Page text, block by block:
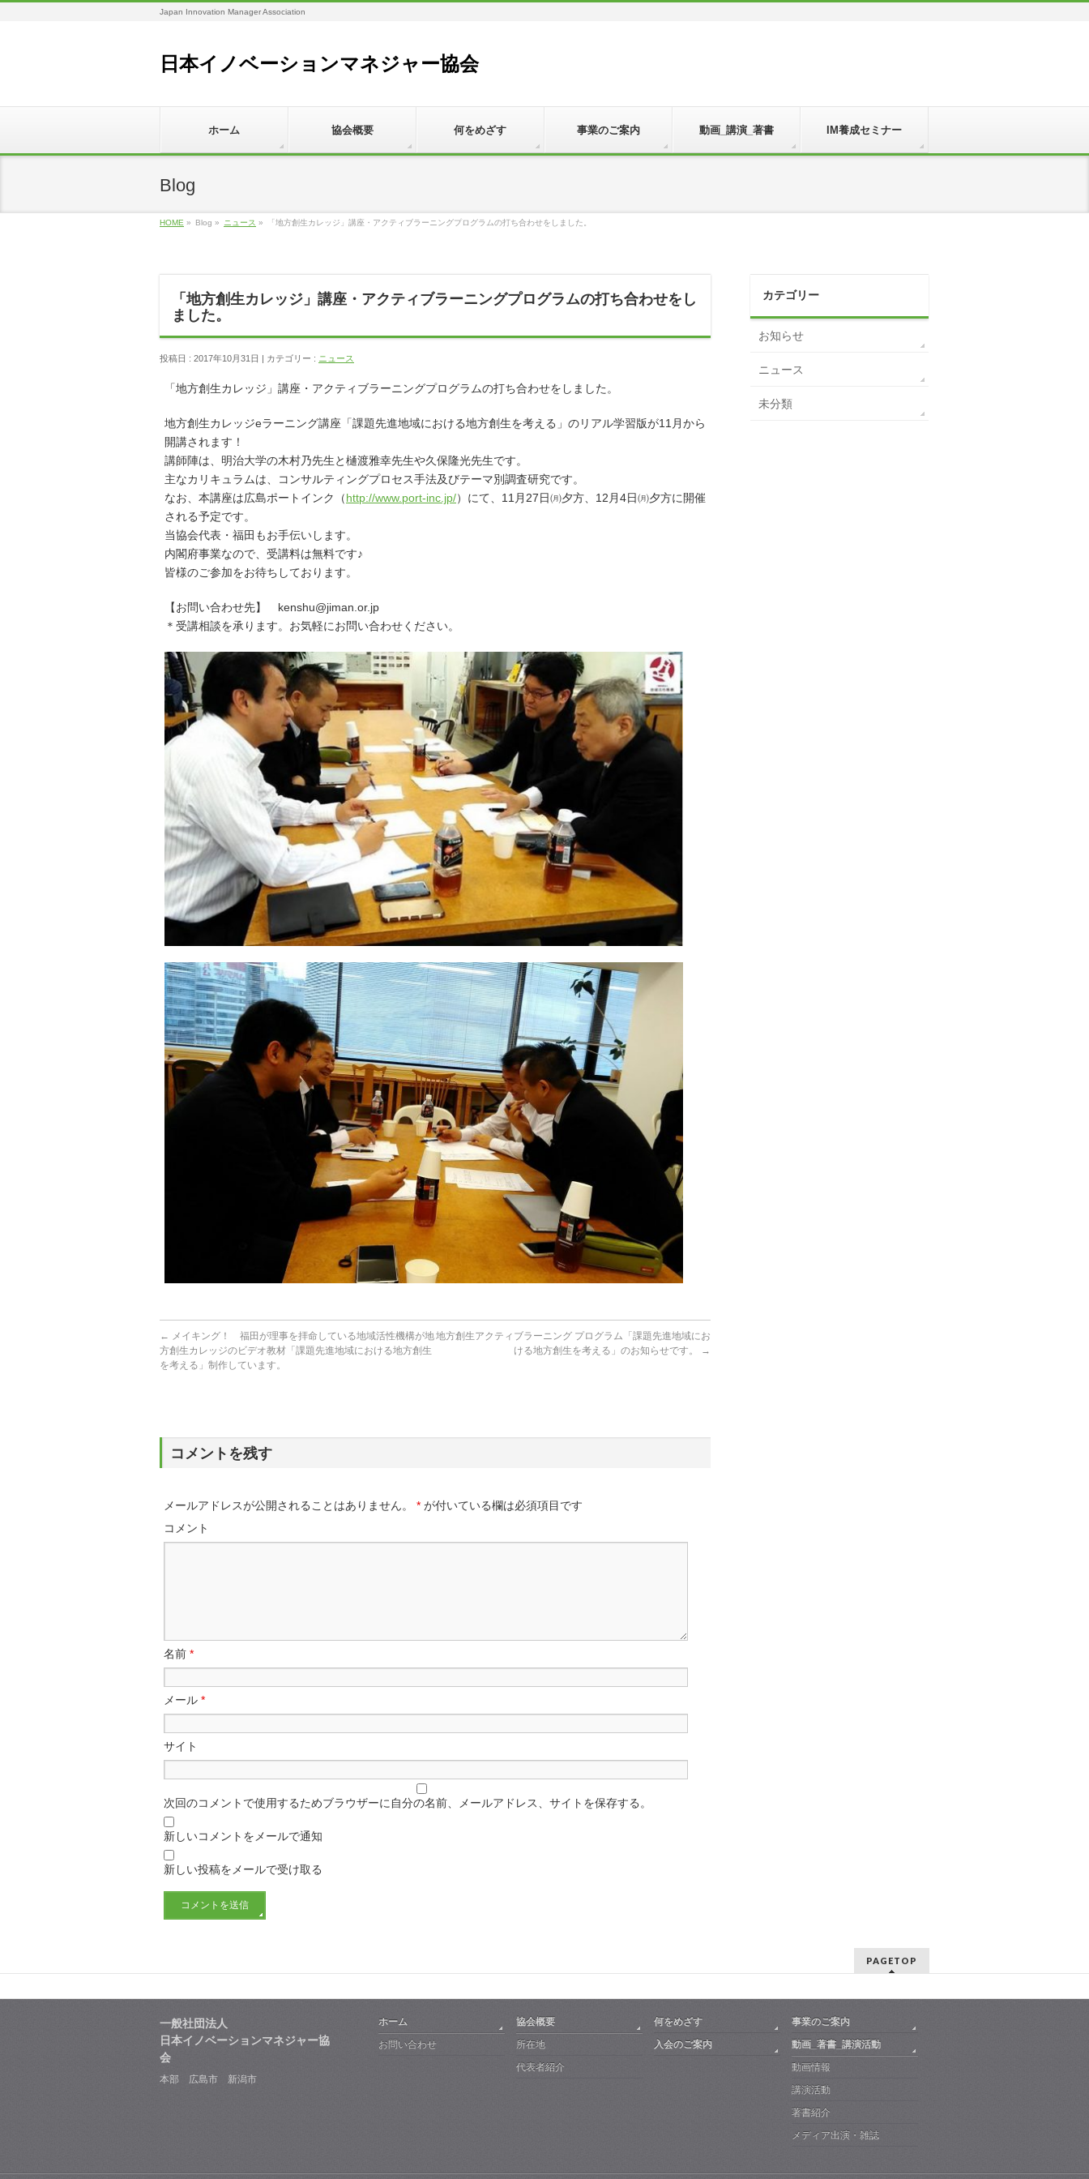
Japan Innovation Manager Association
日本イノベーションマネジャー協会
ホーム 協会概要 何をめざす 事業のご案内 動画_講演_著書 IM養成セミナー
Blog
HOME » Blog » ニュース » 「地方創生カレッジ」講座・アクティブラーニングプログラムの打ち合わせをしました。
「地方創生カレッジ」講座・アクティブラーニングプログラムの打ち合わせをし
ました。
投稿日 : 2017年10月31日 | カテゴリー : ニュース
「地方創生カレッジ」講座・アクティブラーニングプログラムの打ち合わせをしました。
地方創生カレッジeラーニング講座「課題先進地域における地方創生を考える」のリアル学習版が11月から
開講されます！
講師陣は、明治大学の木村乃先生と樋渡雅幸先生や久保隆光先生です。
主なカリキュラムは、コンサルティングプロセス手法及びテーマ別調査研究です。
なお、本講座は広島ポートインク（http://www.port-inc.jp/）にて、11月27日㈪夕方、12月4日㈪夕方に開催
される予定です。
当協会代表・福田もお手伝いします。
内閣府事業なので、受講料は無料です♪
皆様のご参加をお待ちしております。
【お問い合わせ先】 kenshu@jiman.or.jp
＊受講相談を承ります。お気軽にお問い合わせください。
← メイキング！ 福田が理事を拝命している地域活性機構が地
方創生カレッジのビデオ教材「課題先進地域における地方創生
を考える」制作しています。
地方創生アクティブラーニング プログラム「課題先進地域にお
ける地方創生を考える」のお知らせです。
→
コメントを残す
メールアドレスが公開されることはありません。 * が付いている欄は必須項目です
コメント
名前 *
メール *
サイト
次回のコメントで使用するためブラウザーに自分の名前、メールアドレス、サイトを保存する。
新しいコメントをメールで通知
新しい投稿をメールで受け取る
カテゴリー
お知らせ
ニュース
未分類
PAGETOP
一般社団法人
日本イノベーションマネジャー協
会
本部 広島市 新潟市
ホーム
お問い合わせ
協会概要
所在地
代表者紹介
何をめざす
事業のご案内
入会のご案内
動画_著書_講演活動
動画情報
講演活動
著書紹介
メディア出演・雑誌